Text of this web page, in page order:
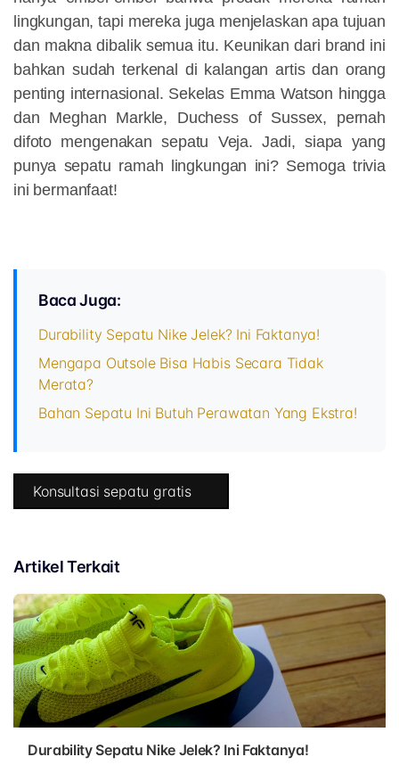
lingkungan, tapi mereka juga menjelaskan apa tujuan
dan makna dibalik semua itu. Keunikan dari brand ini
bahkan sudah terkenal di kalangan artis dan orang
penting internasional. Sekelas Emma Watson hingga
dan Meghan Markle, Duchess of Sussex, pernah
difoto mengenakan sepatu Veja. Jadi, siapa yang
punya sepatu ramah lingkungan ini? Semoga trivia
ini bermanfaat!
Baca Juga:
Durability Sepatu Nike Jelek? Ini Faktanya!
Mengapa Outsole Bisa Habis Secara Tidak
Merata?
Bahan Sepatu Ini Butuh Perawatan Yang Ekstra!
Konsultasi sepatu gratis
Artikel Terkait
Durability Sepatu Nike Jelek? Ini Faktanya!